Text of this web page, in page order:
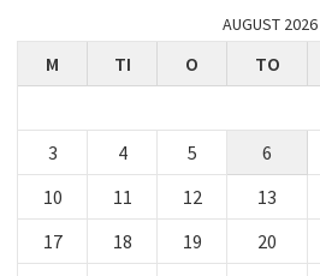
AUGUST 2026
M TI O TO
3
4 5 6
10
11 12 13
17
18 19 20